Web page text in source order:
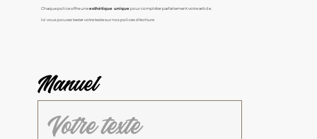
Chaque police offre uneesthétique uniquepour compléter parfaitement votre article.
Ici vous pouvez tester votre texte sur nos polices d'écriture
Manuel